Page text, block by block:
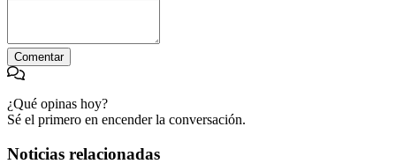
Comentar
¿Qué opinas hoy?
Sé el primero en encender la conversación.
Noticias relacionadas